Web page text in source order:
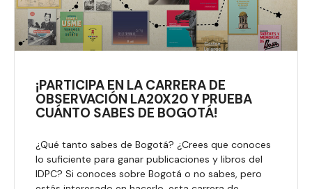
¡PARTICIPA EN LA CARRERA DE
OBSERVACIÓN LA20X20 Y PRUEBA
CUÁNTO SABES DE BOGOTÁ!
¿Qué tanto sabes de Bogotá? ¿Crees que conoces
lo suficiente para ganar publicaciones y libros del
IDPC? Si conoces sobre Bogotá o no sabes, pero